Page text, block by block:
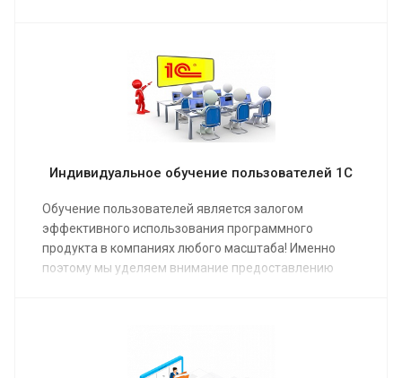
Индивидуальное обучение пользователей 1С
Обучение пользователей является залогом
эффективного использования программного
продукта в компаниях любого масштаба! Именно
поэтому мы уделяем внимание предоставлению
Расскажите нам о ваших потребностях в обучении